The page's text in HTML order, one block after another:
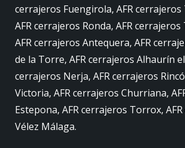
cerrajeros Fuengirola, AFR
AFR cerrajeros Ronda, AFR
AFR cerrajeros Antequera, AFR
de la Torre, AFR cerrajeros Alhaurín
cerrajeros Nerja, AFR cerrajeros
Victoria, AFR cerrajeros Churriana,
Estepona, AFR cerrajeros Torrox,
Vélez Málaga.